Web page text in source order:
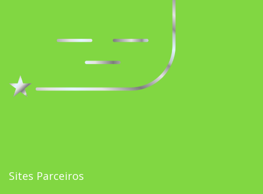
Sites Parceiros